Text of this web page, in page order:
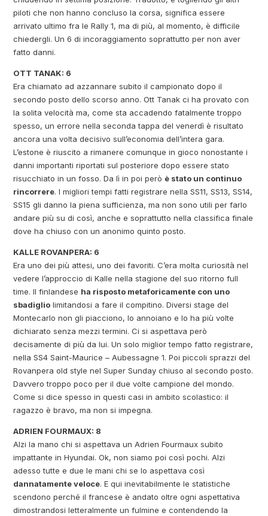
piloti che non hanno concluso la corsa, significa essere
arrivato ultimo fra le Rally 1, ma di più, al momento, è difficile
chiedergli. Un 6 di incoraggiamento soprattutto per non aver
fatto danni.
OTT TANAK: 6
Era chiamato ad azzannare subito il campionato dopo il
secondo posto dello scorso anno. Ott Tanak ci ha provato con
la solita velocità ma, come sta accadendo fatalmente troppo
spesso, un errore nella seconda tappa del venerdì è risultato
ancora una volta decisivo sull’economia dell’intera gara.
L’estone è riuscito a rimanere comunque in gioco nonostante i
danni importanti riportati sul posteriore dopo essere stato
risucchiato in un fosso. Da lì in poi però è stato un continuo
rincorrere. I migliori tempi fatti registrare nella SS11, SS13, SS14,
SS15 gli danno la piena sufficienza, ma non sono utili per farlo
andare più su di così, anche e soprattutto nella classifica finale
dove ha chiuso con un anonimo quinto posto.
KALLE ROVANPERA: 6
Era uno dei più attesi, uno dei favoriti. C’era molta curiosità nel
vedere l’approccio di Kalle nella stagione del suo ritorno full
time. Il finlandese ha risposto metaforicamente con uno
sbadiglio limitandosi a fare il compitino. Diversi stage del
Montecarlo non gli piacciono, lo annoiano e lo ha più volte
dichiarato senza mezzi termini. Ci si aspettava però
decisamente di più da lui. Un solo miglior tempo fatto registrare,
nella SS4 Saint-Maurice – Aubessagne 1. Poi piccoli sprazzi del
Rovanpera old style nel Super Sunday chiuso al secondo posto.
Davvero troppo poco per il due volte campione del mondo.
Come si dice spesso in questi casi in ambito scolastico: il
ragazzo è bravo, ma non si impegna.
ADRIEN FOURMAUX: 8
Alzi la mano chi si aspettava un Adrien Fourmaux subito
impattante in Hyundai. Ok, non siamo poi così pochi. Alzi
adesso tutte e due le mani chi se lo aspettava così
dannatamente veloce. E qui inevitabilmente le statistiche
scendono perché il francese è andato oltre ogni aspettativa
dimostrandosi letteralmente un fulmine e contendendo la